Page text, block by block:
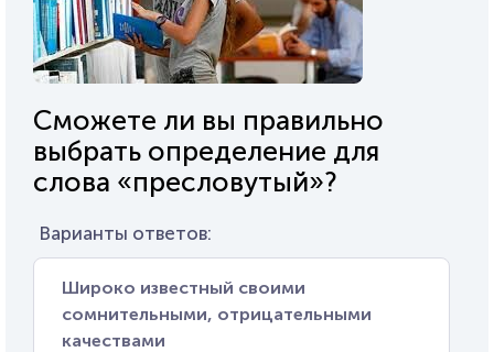
Сможете ли вы правильно
выбрать определение для
слова «пресловутый»?
Варианты ответов:
Широко известный своими
сомнительными, отрицательными
качествами